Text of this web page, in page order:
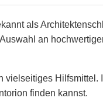
als
an
Hilfsmittel.
finden kannst.